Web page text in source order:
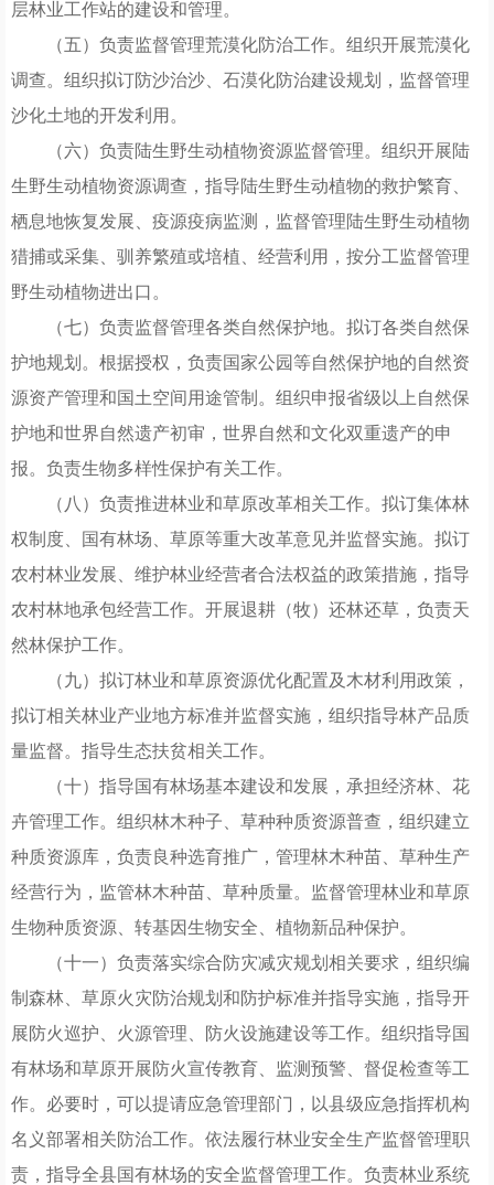
层林业工作站的建设和管理。
（五）负责监督管理荒漠化防治工作。组织开展荒漠化
调查。组织拟订防沙治沙、石漠化防治建设规划，监督管理
沙化土地的开发利用。
（六）负责陆生野生动植物资源监督管理。组织开展陆
生野生动植物资源调查，指导陆生野生动植物的救护繁育、
栖息地恢复发展、疫源疫病监测，监督管理陆生野生动植物
猎捕或采集、驯养繁殖或培植、经营利用，按分工监督管理
野生动植物进出口。
（七）负责监督管理各类自然保护地。拟订各类自然保
护地规划。根据授权，负责国家公园等自然保护地的自然资
源资产管理和国土空间用途管制。组织申报省级以上自然保
护地和世界自然遗产初审，世界自然和文化双重遗产的申
报。负责生物多样性保护有关工作。
（八）负责推进林业和草原改革相关工作。拟订集体林
权制度、国有林场、草原等重大改革意见并监督实施。拟订
农村林业发展、维护林业经营者合法权益的政策措施，指导
农村林地承包经营工作。开展退耕（牧）还林还草，负责天
然林保护工作。
（九）拟订林业和草原资源优化配置及木材利用政策，
拟订相关林业产业地方标准并监督实施，组织指导林产品质
量监督。指导生态扶贫相关工作。
（十）指导国有林场基本建设和发展，承担经济林、花
卉管理工作。组织林木种子、草种种质资源普查，组织建立
种质资源库，负责良种选育推广，管理林木种苗、草种生产
经营行为，监管林木种苗、草种质量。监督管理林业和草原
生物种质资源、转基因生物安全、植物新品种保护。
（十一）负责落实综合防灾减灾规划相关要求，组织编
制森林、草原火灾防治规划和防护标准并指导实施，指导开
展防火巡护、火源管理、防火设施建设等工作。组织指导国
有林场和草原开展防火宣传教育、监测预警、督促检查等工
作。必要时，可以提请应急管理部门，以县级应急指挥机构
名义部署相关防治工作。依法履行林业安全生产监督管理职
责，指导全县国有林场的安全监督管理工作。负责林业系统